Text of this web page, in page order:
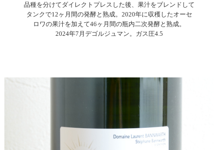
品種を分けてダイレクトプレスした後、果汁をブレンドして
タンクで12ヶ月間の発酵と熟成。2020年に収穫したオーセ
ロワの果汁を加えて46ヶ月間の瓶内二次発酵と熟成。
2024年7月デゴルジュマン。ガス圧4.5